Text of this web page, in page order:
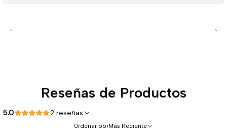
Reseñas de Productos
5.0 2 reseñas
Ordenar porMás Reciente